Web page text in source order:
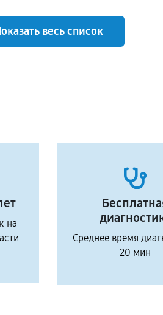
весь список
на
Среднее время
20 мин